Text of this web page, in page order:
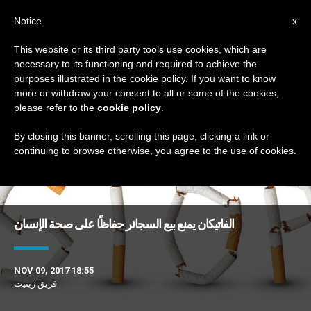
TAG
Posts Tagged ‘تدخين’
DERNIÈRES NOUVELLES
الفاتيكان يمنع بيع السجائر حفاظًا على صحة الإنسان
NOV 09, 2017 18:55
فريق زينيت
x
Notice
This website or its third party tools use cookies, which are
necessary to its functioning and required to achieve the
purposes illustrated in the cookie policy. If you want to know
more or withdraw your consent to all or some of the cookies,
please refer to the cookie policy
By closing this banner, scrolling this page, clicking a link or
continuing to browse otherwise, you agree to the use of cookies.